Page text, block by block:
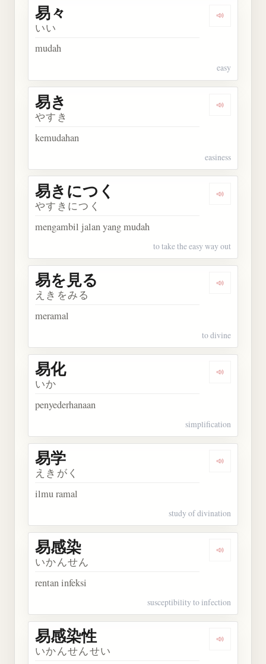
Dengarkan
易々
いい
mudah
easy
Dengarkan
易き
やすき
kemudahan
easiness
Dengarkan
易きにつく
やすきにつく
mengambil jalan yang mudah
to take the easy way out
Dengarkan
易を見る
えきをみる
meramal
to divine
Dengarkan
易化
いか
penyederhanaan
simplification
Dengarkan
易学
えきがく
ilmu ramal
study of divination
Dengarkan
易感染
いかんせん
rentan infeksi
susceptibility to infection
Dengarkan
易感染性
いかんせんせい